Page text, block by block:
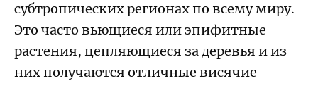
субтропических регионах по всему миру.
Это часто вьющиеся или эпифитные
растения, цепляющиеся за деревья и из
них получаются отличные висячие